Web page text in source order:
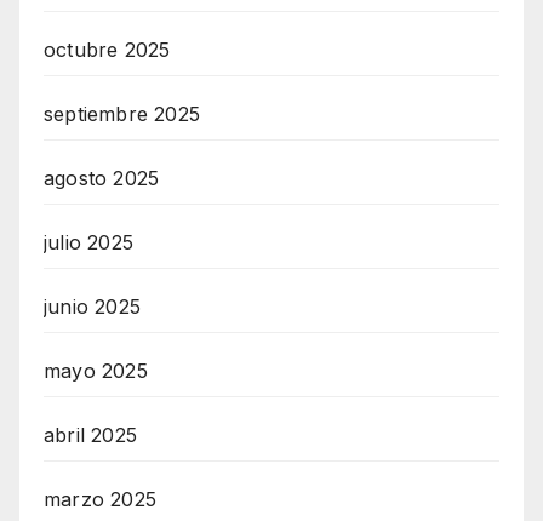
octubre 2025
septiembre 2025
agosto 2025
julio 2025
junio 2025
mayo 2025
abril 2025
marzo 2025